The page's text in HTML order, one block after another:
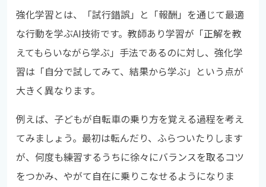
強化学習とは、「試行錯誤」と「報酬」を通じて最適
な行動を学ぶAI技術です。教師あり学習が「正解を教
えてもらいながら学ぶ」手法であるのに対し、強化学
習は「自分で試してみて、結果から学ぶ」という点が
大きく異なります。
例えば、子どもが自転車の乗り方を覚える過程を考え
てみましょう。最初は転んだり、ふらついたりします
が、何度も練習するうちに徐々にバランスを取るコツ
をつかみ、やがて自在に乗りこなせるようになりま